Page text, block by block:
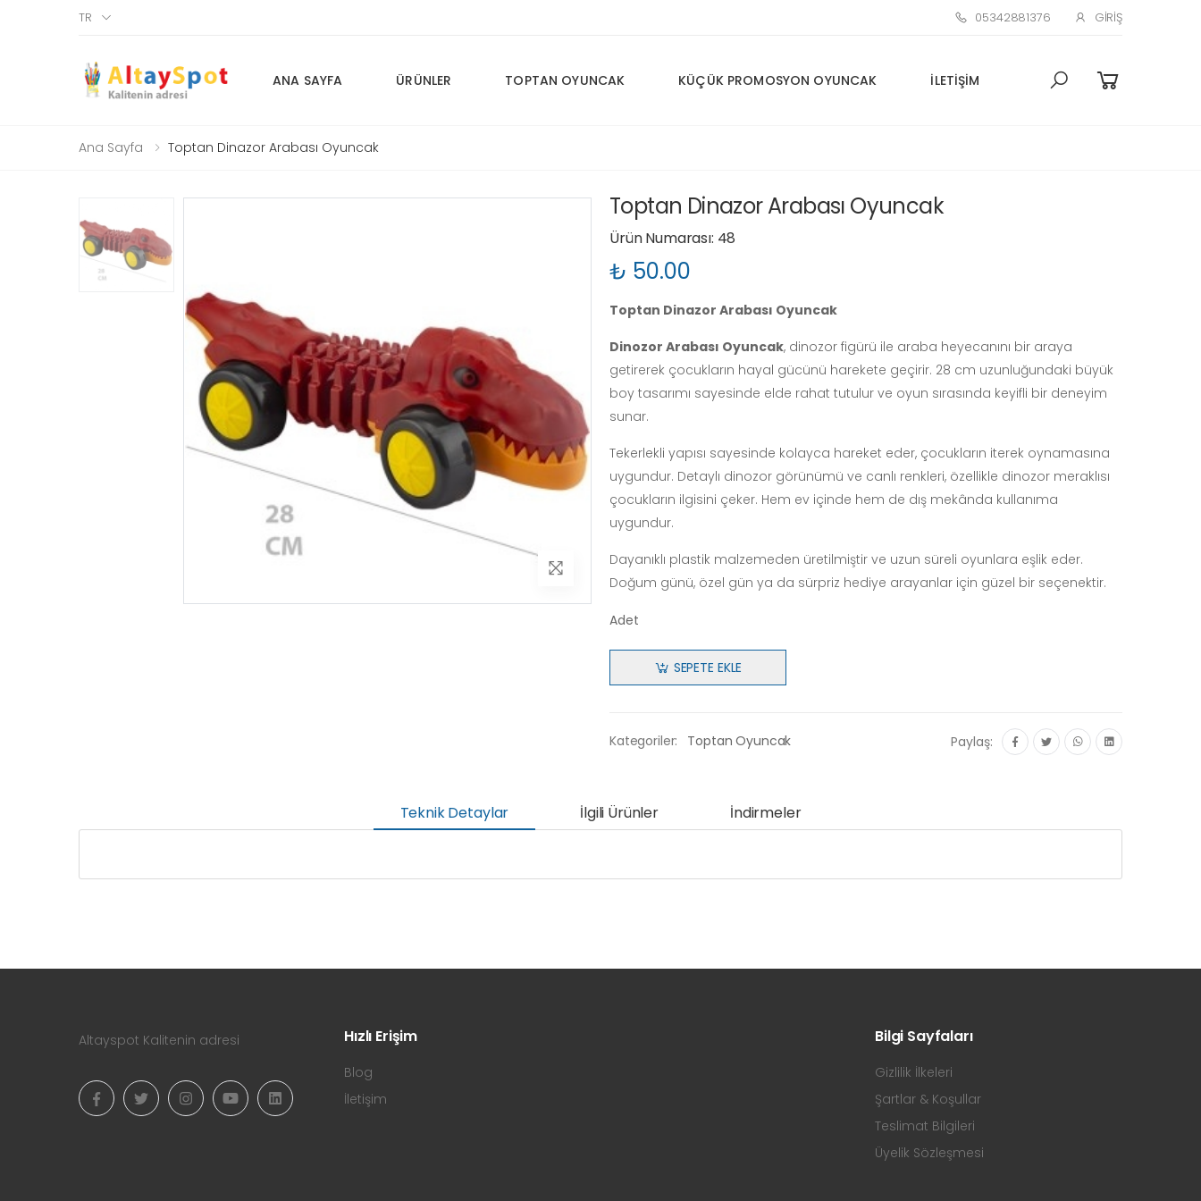
TR 05342881376 GIRIŞ
ANA SAYFA ÜRÜNLER TOPTAN OYUNCAK KÜÇÜK PROMOSYON OYUNCAK İLETIŞIM
Ana Sayfa Toptan Dinazor Arabası Oyuncak
Toptan Dinazor Arabası Oyuncak
Ürün Numarası: 48
₺ 50.00
Toptan Dinazor Arabası Oyuncak
Dinozor Arabası Oyuncak, dinozor figürü ile araba heyecanını bir araya
getirerek çocukların hayal gücünü harekete geçirir. 28 cm uzunluğundaki büyük
boy tasarımı sayesinde elde rahat tutulur ve oyun sırasında keyifli bir deneyim
sunar.
Tekerlekli yapısı sayesinde kolayca hareket eder, çocukların iterek oynamasına
uygundur. Detaylı dinozor görünümü ve canlı renkleri, özellikle dinozor meraklısı
çocukların ilgisini çeker. Hem ev içinde hem de dış mekânda kullanıma
uygundur.
Dayanıklı plastik malzemeden üretilmiştir ve uzun süreli oyunlara eşlik eder.
Doğum günü, özel gün ya da sürpriz hediye arayanlar için güzel bir seçenektir.
Adet
SEPETE EKLE
Kategoriler: Toptan Oyuncak Paylaş:
Teknik Detaylar İlgili Ürünler İndirmeler
Altayspot Kalitenin adresi Hızlı Erişim
Blog
İletişim
Bilgi Sayfaları
Gizlilik İlkeleri
Şartlar & Koşullar
Teslimat Bilgileri
Üyelik Sözleşmesi